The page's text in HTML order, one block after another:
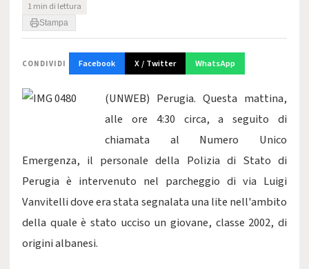
1 min di lettura
Stampa
CONDIVIDI Facebook X / Twitter WhatsApp
(UNWEB) Perugia. Questa mattina,
alle ore 4:30 circa, a seguito di
chiamata al Numero Unico
Emergenza, il personale della Polizia di Stato di
Perugia è intervenuto nel parcheggio di via Luigi
Vanvitelli dove era stata segnalata una lite nell'ambito
della quale è stato ucciso un giovane, classe 2002, di
origini albanesi.